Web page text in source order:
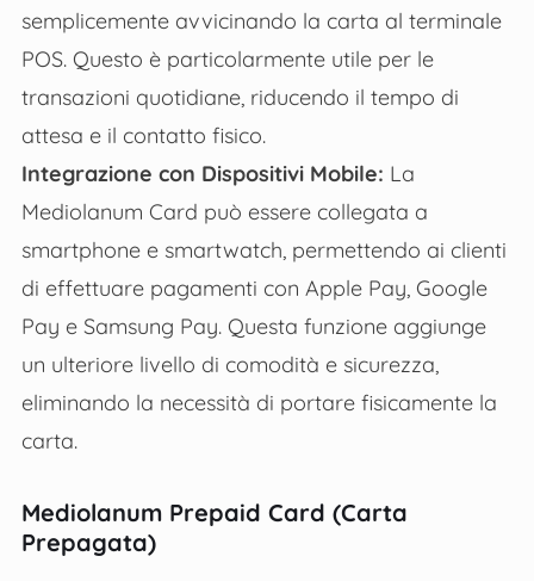
semplicemente avvicinando la carta al terminale
POS. Questo è particolarmente utile per le
transazioni quotidiane, riducendo il tempo di
attesa e il contatto fisico​​.
Integrazione con Dispositivi Mobile: La
Mediolanum Card può essere collegata a
smartphone e smartwatch, permettendo ai clienti
di effettuare pagamenti con Apple Pay, Google
Pay e Samsung Pay. Questa funzione aggiunge
un ulteriore livello di comodità e sicurezza,
eliminando la necessità di portare fisicamente la
carta​.
Mediolanum Prepaid Card (Carta
Prepagata)